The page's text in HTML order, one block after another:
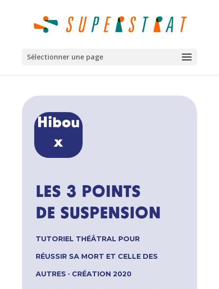
Sélectionner une page
Hibou
x
LES 3 POINTS
DE SUSPENSION
TUTORIEL THÉÂTRAL POUR
RÉUSSIR SA MORT ET CELLE DES
AUTRES · CRÉATION 2020